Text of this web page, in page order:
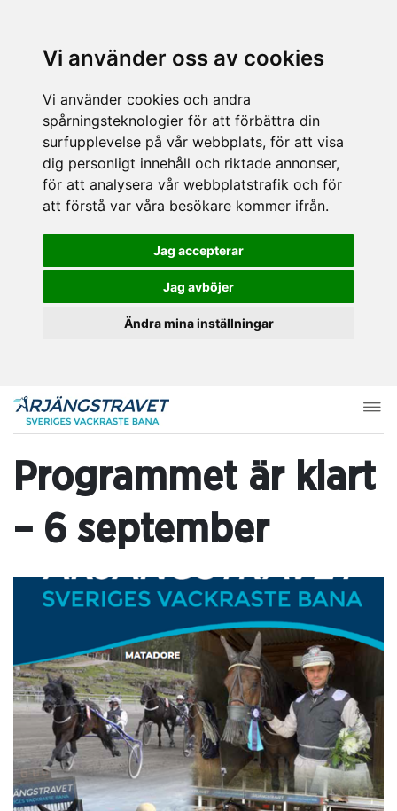
Vi använder oss av cookies
Vi använder cookies och andra
spårningsteknologier för att förbättra din
surfupplevelse på vår webbplats, för att visa
dig personligt innehåll och riktade annonser,
för att analysera vår webbplatstrafik och för
att förstå var våra besökare kommer ifrån.
Jag accepterar
Jag avböjer
Ändra mina inställningar
Programmet är klart
– 6 september